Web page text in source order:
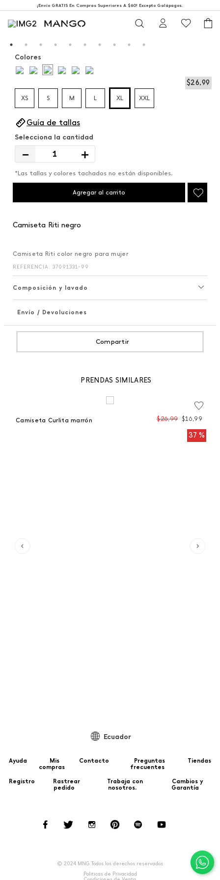
¡Envío GRATIS En Compras Superiores A $60! Excepto Galápagos.
$26,99
Colores
XS S M L XL XXL
Guía de tallas
＋
－
*Las tallas y colores tachados no están disponibles.
Agregar al carrito
Camiseta Riti negro
Camiseta Riti color negro para mujer
REFERENCIA : 37091331-99
Composición y lavado
Envío / Devoluciones
Compartir
PRENDAS SIMILARES
37 %
Camiseta Curlita marrón $26,99 $16,99
Ecuador
Ayuda
Mis
compras
Contacto
Preguntas
frecuentes
Tiendas
Registro
Rastrear
pedido
Trabaja con
nosotros.
Cambios y
Garantía
© 2024 MNG Todos los derechos reservados
Politicas de Privacidad